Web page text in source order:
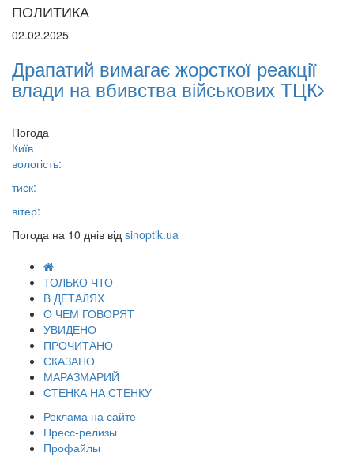
ПОЛИТИКА
02.02.2025
Драпатий вимагає жорсткої реакції
влади на вбивства військових ТЦК
Погода
Київ
вологість:
тиск:
вітер:
Погода на 10 днів від sinoptik.ua
ТОЛЬКО ЧТО
В ДЕТАЛЯХ
О ЧЕМ ГОВОРЯТ
УВИДЕНО
ПРОЧИТАНО
СКАЗАНО
МАРАЗМАРИЙ
СТЕНКА НА СТЕНКУ
Реклама на сайте
Пресс-релизы
Профайлы